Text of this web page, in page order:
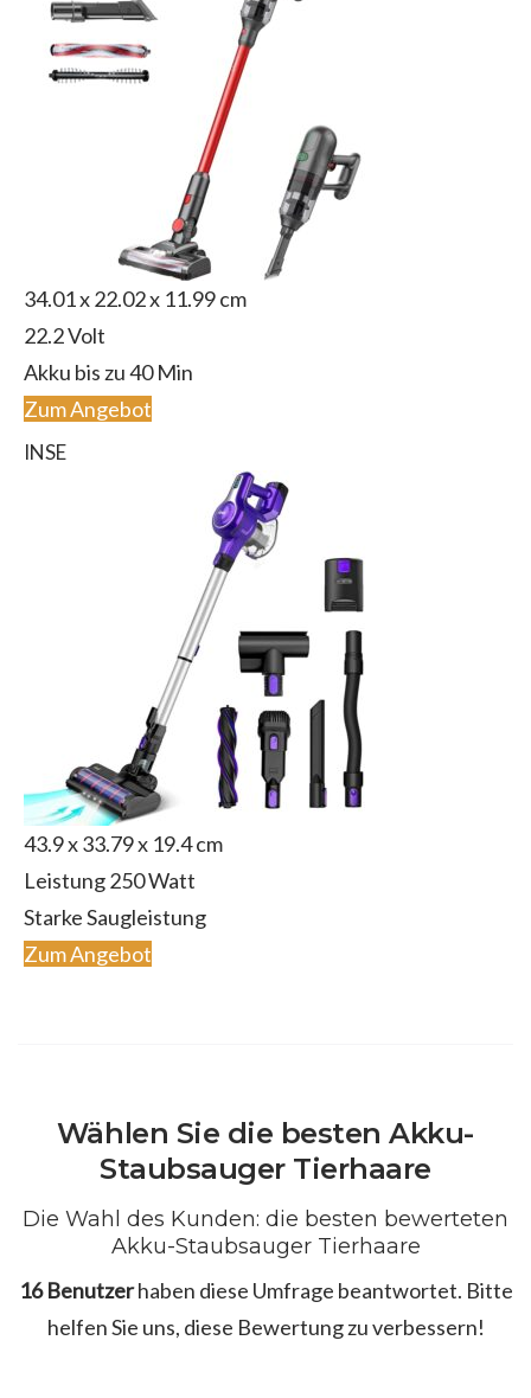
‎34.01 x 22.02 x 11.99 cm
‎22.2 Volt
Akku bis zu 40 Min
Zum Angebot
INSE
43.9 x 33.79 x 19.4 cm
Leistung ‎250 Watt
Starke Saugleistung
Zum Angebot
Wählen Sie die besten Akku-
Staubsauger Tierhaare
Die Wahl des Kunden: die besten bewerteten
Akku-Staubsauger Tierhaare
16 Benutzerhaben diese Umfrage beantwortet. Bitte
helfen Sie uns, diese Bewertung zu verbessern!